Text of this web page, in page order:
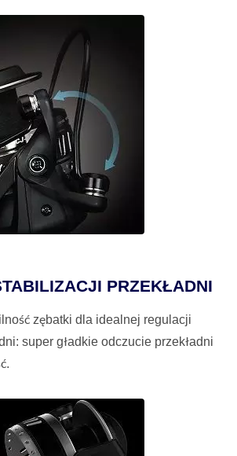
PRZEKŁADNI
zębatki dla idealnej regulacji
super gładkie odczucie przekładni